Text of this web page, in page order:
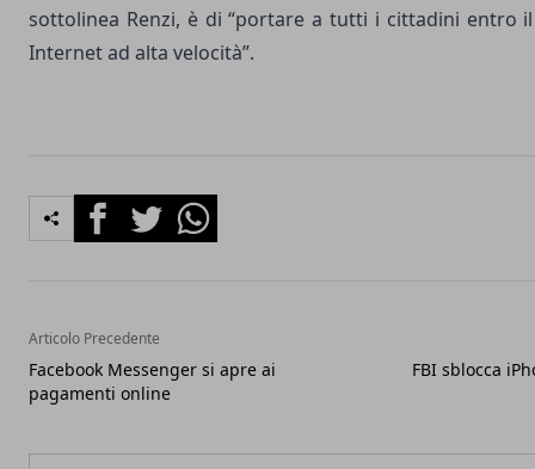
sottolinea Renzi, è di “portare a tutti i cittadini entro
Internet ad alta velocità”.
FacebookTwitterWhatsapp
Articolo Precedente
Facebook Messenger si apre ai
pagamenti online
FBI sblocca